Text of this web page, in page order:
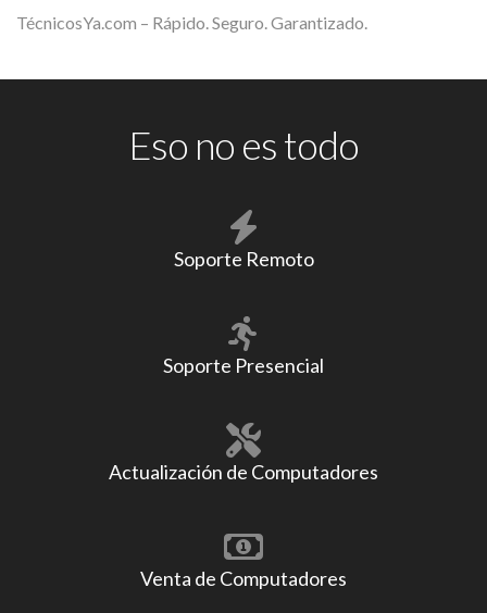
TécnicosYa.com – Rápido. Seguro. Garantizado.
Eso no es todo
Soporte Remoto
Soporte Presencial
Actualización de Computadores
Venta de Computadores